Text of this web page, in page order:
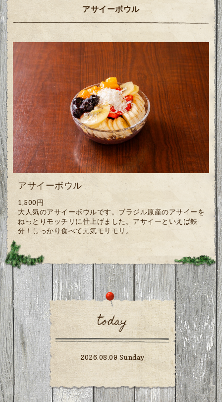
アサイーボウル
アサイーボウル
1,500円
大人気のアサイーボウルです。ブラジル原産のアサイーを
ねっとりモッチリに仕上げました。アサイーといえば鉄
分！しっかり食べて元気モリモリ。
today
2026.08.09 Sunday